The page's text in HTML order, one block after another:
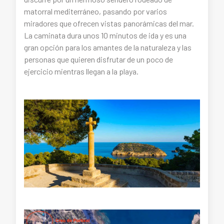
matorral mediterráneo, pasando por varios
miradores que ofrecen vistas panorámicas del mar.
La caminata dura unos 10 minutos de ida y es una
gran opción para los amantes de la naturaleza y las
personas que quieren disfrutar de un poco de
ejercicio mientras llegan a la playa.